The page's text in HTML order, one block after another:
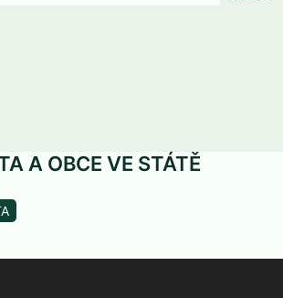
A OBCE VE STÁTĚ